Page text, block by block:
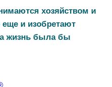
хозяйством и
и изобретают
жизнь была бы